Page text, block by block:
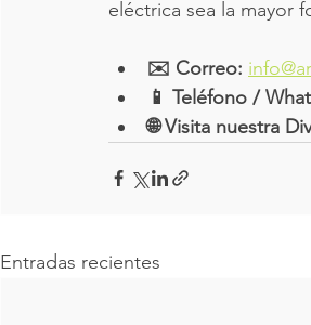
eléctrica sea la mayor
✉️ Correo:
📱 Teléfono /
🌐 Visita nuestra
Entradas recientes